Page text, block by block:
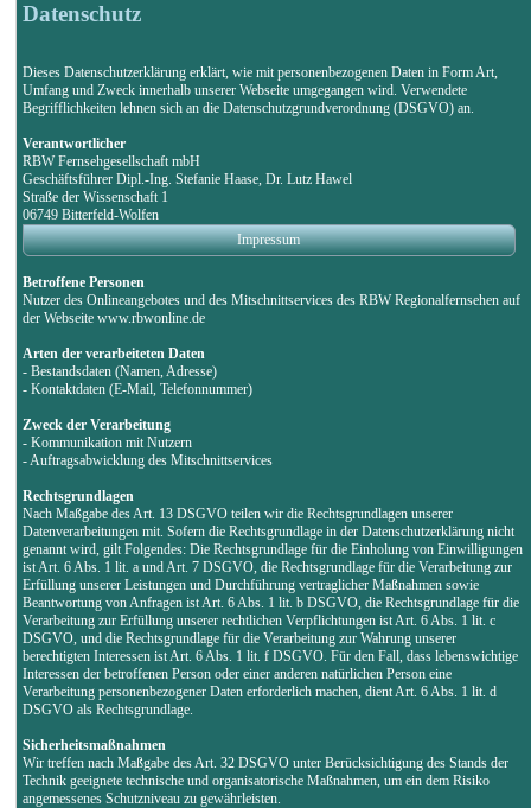
Datenschutz
Dieses Datenschutzerklärung erklärt, wie mit personenbezogenen Daten in Form Art,
Umfang und Zweck innerhalb unserer Webseite umgegangen wird. Verwendete
Begrifflichkeiten lehnen sich an die Datenschutzgrundverordnung (DSGVO) an.
Verantwortlicher
RBW Fernsehgesellschaft mbH
Geschäftsführer Dipl.-Ing. Stefanie Haase, Dr. Lutz Hawel
Straße der Wissenschaft 1
06749 Bitterfeld-Wolfen
Impressum
Betroffene Personen
Nutzer des Onlineangebotes und des Mitschnittservices des RBW Regionalfernsehen auf
der Webseite www.rbwonline.de
Arten der verarbeiteten Daten
- Bestandsdaten (Namen, Adresse)
- Kontaktdaten (E-Mail, Telefonnummer)
Zweck der Verarbeitung
- Kommunikation mit Nutzern
- Auftragsabwicklung des Mitschnittservices
Rechtsgrundlagen
Nach Maßgabe des Art. 13 DSGVO teilen wir die Rechtsgrundlagen unserer
Datenverarbeitungen mit. Sofern die Rechtsgrundlage in der Datenschutzerklärung nicht
genannt wird, gilt Folgendes: Die Rechtsgrundlage für die Einholung von Einwilligungen
ist Art. 6 Abs. 1 lit. a und Art. 7 DSGVO, die Rechtsgrundlage für die Verarbeitung zur
Erfüllung unserer Leistungen und Durchführung vertraglicher Maßnahmen sowie
Beantwortung von Anfragen ist Art. 6 Abs. 1 lit. b DSGVO, die Rechtsgrundlage für die
Verarbeitung zur Erfüllung unserer rechtlichen Verpflichtungen ist Art. 6 Abs. 1 lit. c
DSGVO, und die Rechtsgrundlage für die Verarbeitung zur Wahrung unserer
berechtigten Interessen ist Art. 6 Abs. 1 lit. f DSGVO. Für den Fall, dass lebenswichtige
Interessen der betroffenen Person oder einer anderen natürlichen Person eine
Verarbeitung personenbezogener Daten erforderlich machen, dient Art. 6 Abs. 1 lit. d
DSGVO als Rechtsgrundlage.
Sicherheitsmaßnahmen
Wir treffen nach Maßgabe des Art. 32 DSGVO unter Berücksichtigung des Stands der
Technik geeignete technische und organisatorische Maßnahmen, um ein dem Risiko
angemessenes Schutzniveau zu gewährleisten.